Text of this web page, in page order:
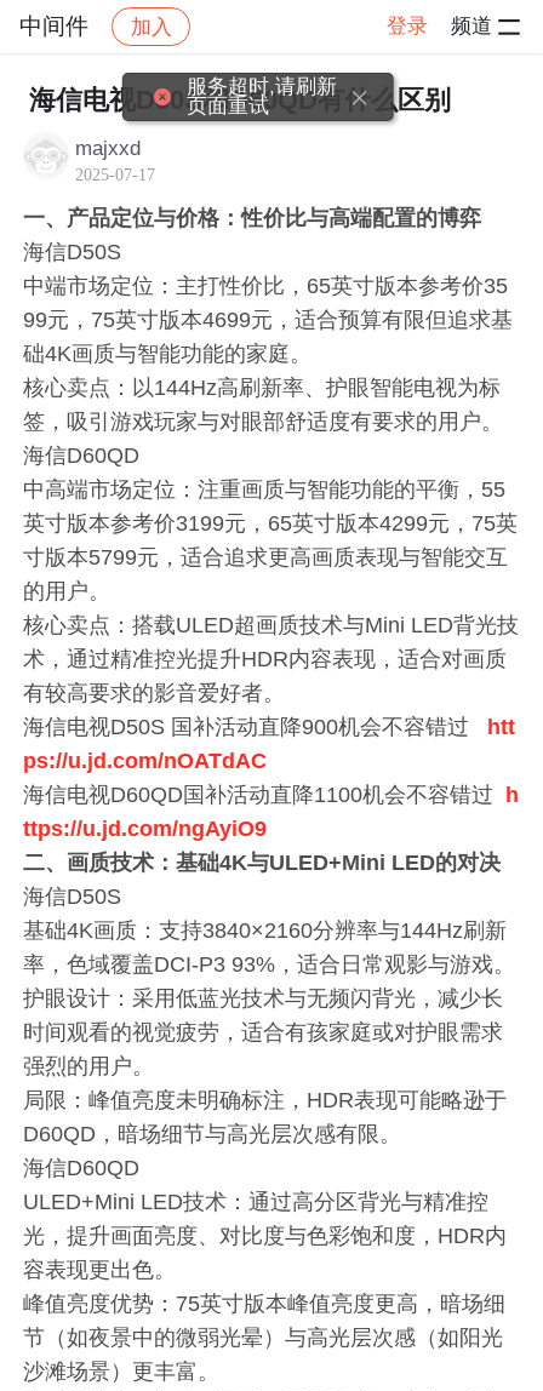
中间件 加入 登录 频道
社区 中间件 帖子详情
海信电视D50S和D60QD有什么区别
majxxd
2025-07-17
一、产品定位与价格：性价比与高端配置的博弈
海信D50S
中端市场定位：主打性价比，65英寸版本参考价35
99元，75英寸版本4699元，适合预算有限但追求基
础4K画质与智能功能的家庭。
核心卖点：以144Hz高刷新率、护眼智能电视为标
签，吸引游戏玩家与对眼部舒适度有要求的用户。
海信D60QD
中高端市场定位：注重画质与智能功能的平衡，55
英寸版本参考价3199元，65英寸版本4299元，75英
寸版本5799元，适合追求更高画质表现与智能交互
的用户。
核心卖点：搭载ULED超画质技术与Mini LED背光技
术，通过精准控光提升HDR内容表现，适合对画质
有较高要求的影音爱好者。
海信电视D50S 国补活动直降900机会不容错过 htt
ps://u.jd.com/nOATdAC
海信电视D60QD国补活动直降1100机会不容错过 h
ttps://u.jd.com/ngAyiO9
二、画质技术：基础4K与ULED+Mini LED的对决
海信D50S
基础4K画质：支持3840×2160分辨率与144Hz刷新
率，色域覆盖DCI-P3 93%，适合日常观影与游戏。
护眼设计：采用低蓝光技术与无频闪背光，减少长
时间观看的视觉疲劳，适合有孩家庭或对护眼需求
强烈的用户。
局限：峰值亮度未明确标注，HDR表现可能略逊于
D60QD，暗场细节与高光层次感有限。
海信D60QD
ULED+Mini LED技术：通过高分区背光与精准控
光，提升画面亮度、对比度与色彩饱和度，HDR内
容表现更出色。
峰值亮度优势：75英寸版本峰值亮度更高，暗场细
节（如夜景中的微弱光晕）与高光层次感（如阳光
沙滩场景）更丰富。
服务超时,请刷新
页面重试